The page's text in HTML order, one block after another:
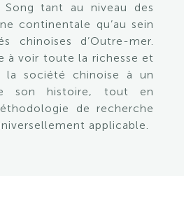
Song tant au niveau des
continentale qu’au sein
chinoises d’Outre-mer.
à voir toute la richesse et
la société chinoise à un
son histoire, tout en
de recherche
applicable.